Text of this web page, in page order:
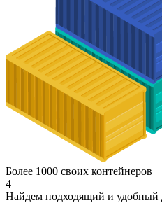
Более 1000 своих контейнеров
4
Найдем подходящий и удобный